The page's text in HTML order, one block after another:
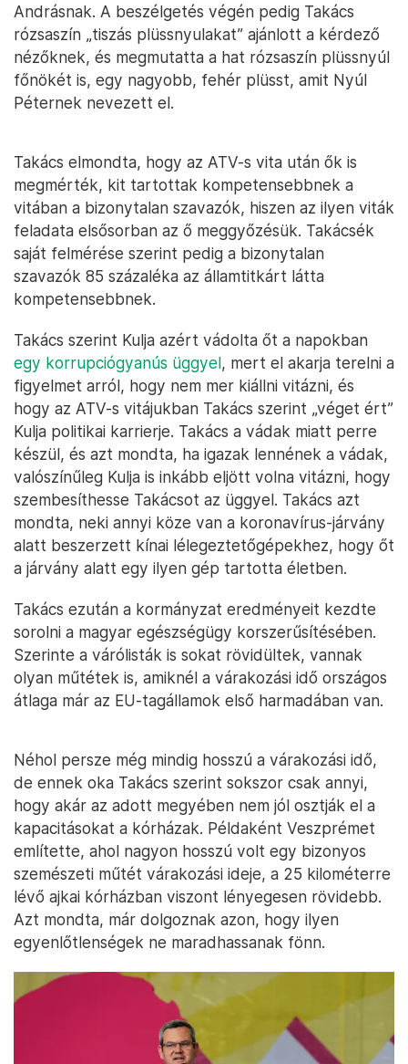
Andrásnak. A beszélgetés végén pedig Takács
rózsaszín „tiszás plüssnyulakat” ajánlott a kérdező
nézőknek, és megmutatta a hat rózsaszín plüssnyúl
főnökét is, egy nagyobb, fehér plüsst, amit Nyúl
Péternek nevezett el.
Takács elmondta, hogy az ATV-s vita után ők is
megmérték, kit tartottak kompetensebbnek a
vitában a bizonytalan szavazók, hiszen az ilyen viták
feladata elsősorban az ő meggyőzésük. Takácsék
saját felmérése szerint pedig a bizonytalan
szavazók 85 százaléka az államtitkárt látta
kompetensebbnek.
Takács szerint Kulja azért vádolta őt a napokban
egy korrupciógyanús üggyel, mert el akarja terelni a
figyelmet arról, hogy nem mer kiállni vitázni, és
hogy az ATV-s vitájukban Takács szerint „véget ért”
Kulja politikai karrierje. Takács a vádak miatt perre
készül, és azt mondta, ha igazak lennének a vádak,
valószínűleg Kulja is inkább eljött volna vitázni, hogy
szembesíthesse Takácsot az üggyel. Takács azt
mondta, neki annyi köze van a koronavírus-járvány
alatt beszerzett kínai lélegeztetőgépekhez, hogy őt
a járvány alatt egy ilyen gép tartotta életben.
Takács ezután a kormányzat eredményeit kezdte
sorolni a magyar egészségügy korszerűsítésében.
Szerinte a várólisták is sokat rövidültek, vannak
olyan műtétek is, amiknél a várakozási idő országos
átlaga már az EU-tagállamok első harmadában van.
Néhol persze még mindig hosszú a várakozási idő,
de ennek oka Takács szerint sokszor csak annyi,
hogy akár az adott megyében nem jól osztják el a
kapacitásokat a kórházak. Példaként Veszprémet
említette, ahol nagyon hosszú volt egy bizonyos
szemészeti műtét várakozási ideje, a 25 kilométerre
lévő ajkai kórházban viszont lényegesen rövidebb.
Azt mondta, már dolgoznak azon, hogy ilyen
egyenlőtlenségek ne maradhassanak fönn.